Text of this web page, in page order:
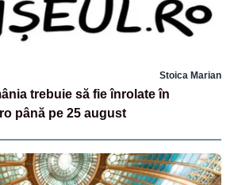
Stoica Marian
trebuie să fie înrolate în
până pe 25 august